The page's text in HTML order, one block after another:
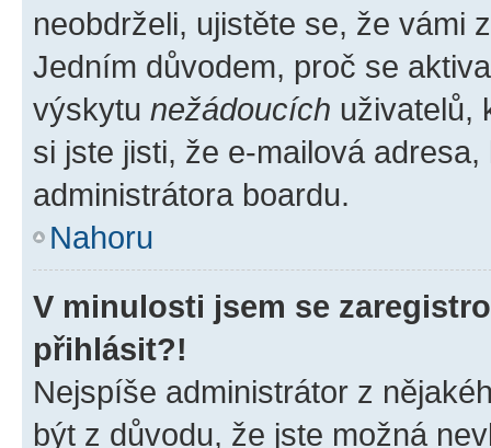
neobdrželi, ujistěte se, že vámi
Jedním důvodem, proč se
výskytu nežádoucích uživatelů,
si jste jisti, že e-mailová
administrátora boardu.
Nahoru
V minulosti jsem se
přihlásit?!
Nejspíše administrátor z
být z důvodu, že jste možná